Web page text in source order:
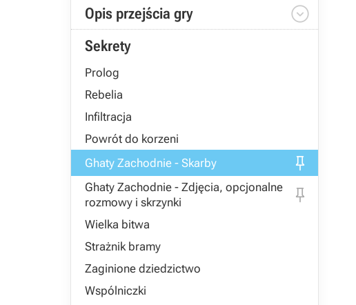
Opis przejścia gry 
Sekrety
Prolog
Rebelia
Infiltracja
Powrót do korzeni
Ghaty Zachodnie - Skarby

Ghaty Zachodnie - Zdjęcia, opcjonalne
rozmowy i skrzynki

Wielka bitwa
Strażnik bramy
Zaginione dziedzictwo
Wspólniczki